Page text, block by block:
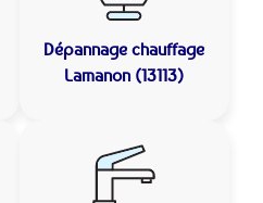
Dépannage chauffage
Lamanon (13113)